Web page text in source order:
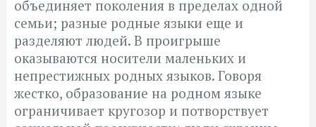
объединяет поколения в пределах одной
семьи; разные родные языки еще и
разделяют людей. В проигрыше
оказываются носители маленьких и
непрестижных родных языков. Говоря
жестко, образование на родном языке
ограничивает кругозор и потворствует